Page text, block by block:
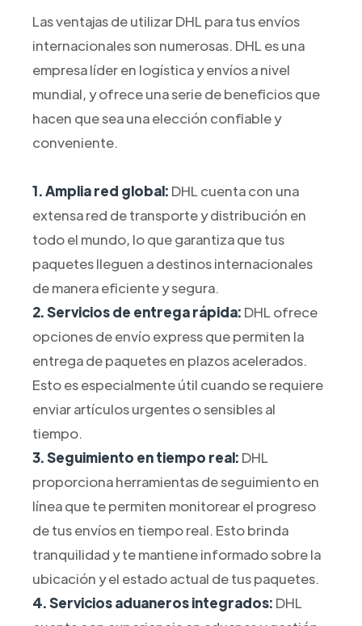
Las ventajas de utilizar DHL para tus envíos
internacionales son numerosas. DHL es una
empresa líder en logística y envíos a nivel
mundial, y ofrece una serie de beneficios que
hacen que sea una elección confiable y
conveniente.
1. Amplia red global: DHL cuenta con una
extensa red de transporte y distribución en
todo el mundo, lo que garantiza que tus
paquetes lleguen a destinos internacionales
de manera eficiente y segura.
2. Servicios de entrega rápida: DHL ofrece
opciones de envío express que permiten la
entrega de paquetes en plazos acelerados.
Esto es especialmente útil cuando se requiere
enviar artículos urgentes o sensibles al
tiempo.
3. Seguimiento en tiempo real: DHL
proporciona herramientas de seguimiento en
línea que te permiten monitorear el progreso
de tus envíos en tiempo real. Esto brinda
tranquilidad y te mantiene informado sobre la
ubicación y el estado actual de tus paquetes.
4. Servicios aduaneros integrados: DHL